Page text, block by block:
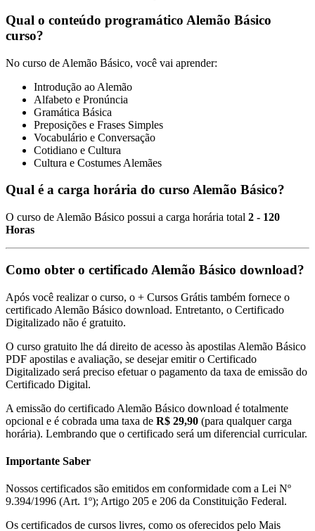
Qual o conteúdo programático Alemão Básico
curso?
No curso de Alemão Básico, você vai aprender:
Introdução ao Alemão
Alfabeto e Pronúncia
Gramática Básica
Preposições e Frases Simples
Vocabulário e Conversação
Cotidiano e Cultura
Cultura e Costumes Alemães
Qual é a carga horária do curso Alemão Básico?
O curso de Alemão Básico possui a carga horária total 2 - 120
Horas
Como obter o certificado Alemão Básico download?
Após você realizar o curso, o + Cursos Grátis também fornece o
certificado Alemão Básico download. Entretanto, o Certificado
Digitalizado não é gratuito.
O curso gratuito lhe dá direito de acesso às apostilas Alemão Básico
PDF apostilas e avaliação, se desejar emitir o Certificado
Digitalizado será preciso efetuar o pagamento da taxa de emissão do
Certificado Digital.
A emissão do certificado Alemão Básico download é totalmente
opcional e é cobrada uma taxa de R$ 29,90 (para qualquer carga
horária). Lembrando que o certificado será um diferencial curricular.
Importante Saber
Nossos certificados são emitidos em conformidade com a Lei Nº
9.394/1996 (Art. 1º); Artigo 205 e 206 da Constituição Federal.
Os certificados de cursos livres, como os oferecidos pelo Mais